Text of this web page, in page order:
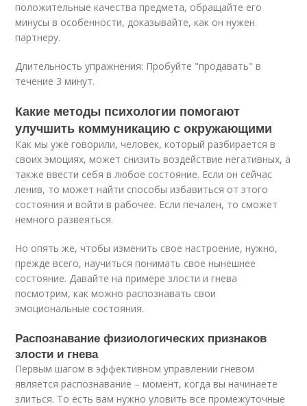
положительные качества предмета, обращайте его
минусы в особенности, доказывайте, как он нужен
партнеру.
Длительность упражнения: Пробуйте "продавать" в
течение 3 минут.
Какие методы психологии помогают
улучшить коммуникацию с окружающими
Как мы уже говорили, человек, который разбирается в
своих эмоциях, может снизить воздействие негативных, а
также ввести себя в любое состояние. Если он сейчас
ленив, то может найти способы избавиться от этого
состояния и войти в рабочее. Если печален, то сможет
немного развеяться.
Но опять же, чтобы изменить свое настроение, нужно,
прежде всего, научиться понимать свое нынешнее
состояние. Давайте на примере злости и гнева
посмотрим, как можно распознавать свои
эмоциональные состояния.
Распознавание физиологических признаков
злости и гнева
Первым шагом в эффективном управлении гневом
является распознавание – момент, когда вы начинаете
злиться. То есть вам нужно уловить все промежуточные